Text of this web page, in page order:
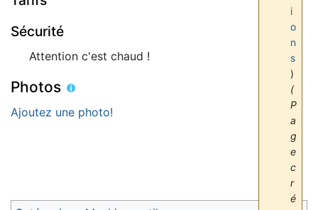
i
o
n
s
)
(
P
a
g
e
c
r
é
Sécurité
Attention c'est chaud !
Photos
Ajoutez une photo!